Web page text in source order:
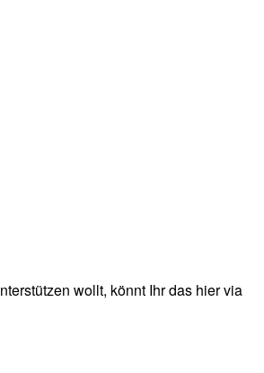
wollt, könnt Ihr das hier via